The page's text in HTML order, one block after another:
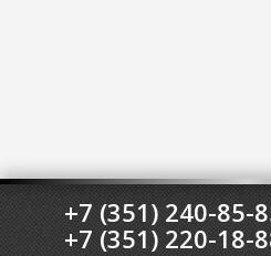
+7 (351) 240-85-
+7 (351) 220-18-